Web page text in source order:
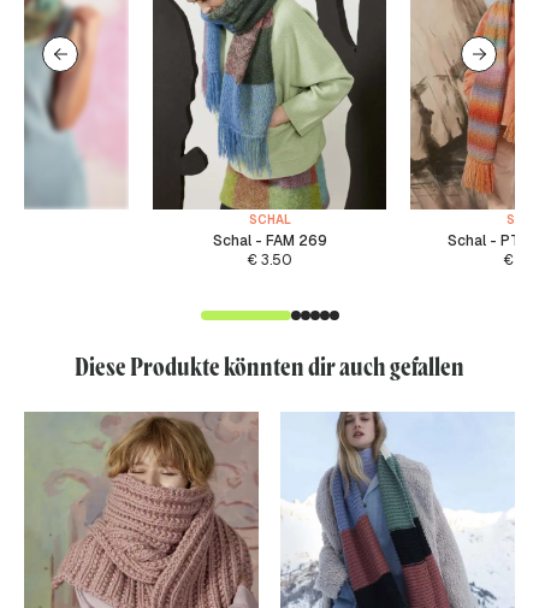
SCHAL
Schal - FAM 269
€3.50
Schal - PTO
€
Diese Produkte könnten dir auch gefallen